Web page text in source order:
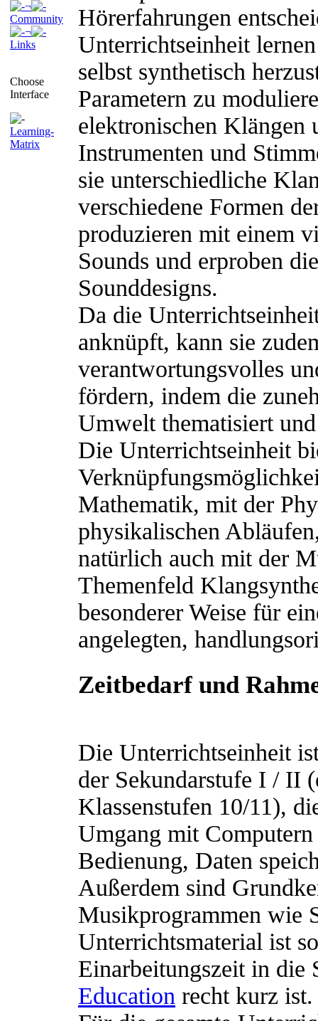
¬
Community
¬
Links
Choose
Interface
Learning-
Matrix
Hörerfahrungen
Unterrichtseinheit
selbst synthetisch
Parametern zu
elektronischen Klängen
Instrumenten und
sie unterschiedliche
verschiedene Formen
produzieren mit einem
Sounds und erproben
Sounddesigns.
Da die
anknüpft, kann sie
verantwortungsvolles
fördern, indem die
Umwelt thematisiert
Die Unterrichtseinheit
Mathematik, mit der
physikalischen
natürlich auch mit der
Themenfeld
besonderer Weise für
angelegten,
Zeitbedarf und
Die Unterrichtseinheit
der Sekundarstufe I / II
Klassenstufen 10/11),
Umgang mit
Bedienung, Daten
Außerdem sind
Musikprogrammen wie
Unterrichtsmaterial ist
Einarbeitungszeit in die
Education recht kurz ist.